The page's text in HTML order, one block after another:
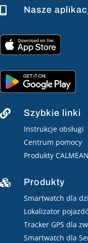
 Nasze
 Szybkie linki
Instrukcje obsługi
Centrum pomocy
Produkty CALMEAN
 Produkty
Smartwatch dla
Lokalizator
Tracker GPS dla
Smartwatch dla